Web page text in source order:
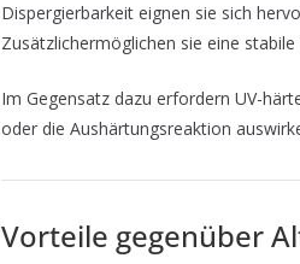
Dispergierbarkeit eignen sie sich
Zusätzlichermöglichen sie eine
Im Gegensatz dazu erfordern UV-
oder die Aushärtungsreaktion
Vorteile gegenüber